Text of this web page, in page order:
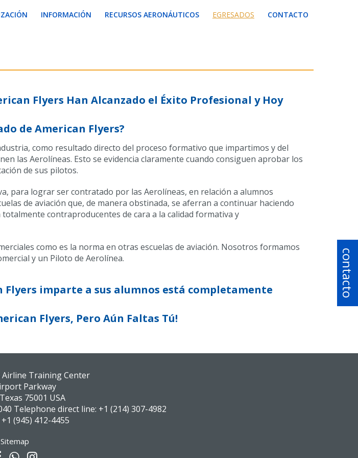
INFORMACIÓN RECURSOS AERONÁUTICOS EGRESADOS CONTACTO
Flyers Han Alcanzado el Éxito Profesional y Hoy
de American Flyers?
como resultado directo del proceso formativo que impartimos y del
las Aerolíneas. Esto se evidencia claramente cuando consiguen aprobar los
de sus pilotos.
para lograr ser contratado por las Aerolíneas, en relación a alumnos
de aviación que, de manera obstinada, se aferran a continuar haciendo
contraproducentes de cara a la calidad formativa y
como es la norma en otras escuelas de aviación. Nosotros formamos
y un Piloto de Aerolínea.
imparte a sus alumnos está completamente
Flyers, Pero Aún Faltas Tú!
Airline Training Center
Parkway
75001 USA
Telephone direct line: +1 (214) 307-4982
+1 (945) 412-4455
Sitemap
contacto